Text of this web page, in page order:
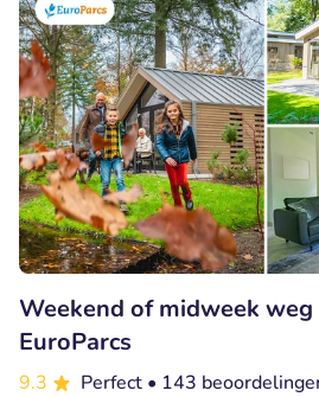
Weekend of midweek
EuroParcs
9.3 Perfect • 143